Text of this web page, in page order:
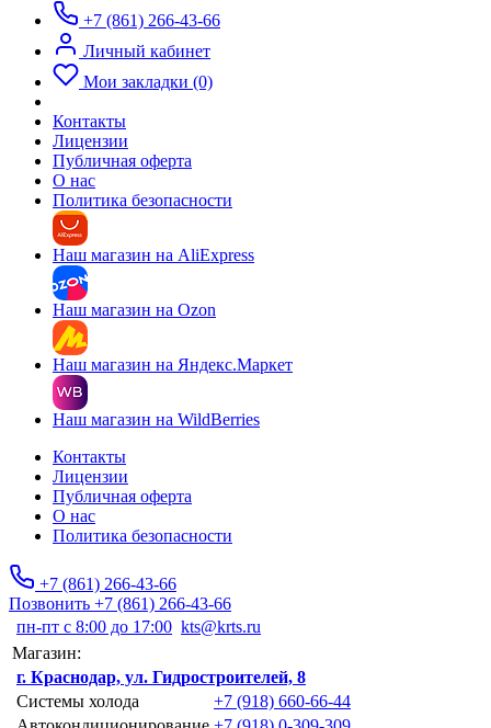
+7 (861) 266-43-66
Личный кабинет
Мои закладки (0)
Контакты
Лицензии
Публичная оферта
О нас
Политика безопасности
Наш магазин на AliExpress
Наш магазин на Ozon
Наш магазин на Яндекс.Маркет
Наш магазин на WildBerries
Контакты
Лицензии
Публичная оферта
О нас
Политика безопасности
+7 (861) 266-43-66
Позвонить +7 (861) 266-43-66
пн-пт с 8:00 до 17:00 kts@krts.ru
Магазин:
г. Краснодар, ул. Гидростроителей, 8
Системы холода
+7 (918) 660-66-44